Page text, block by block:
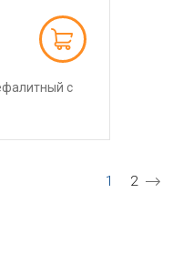
с
Текущая
1 2